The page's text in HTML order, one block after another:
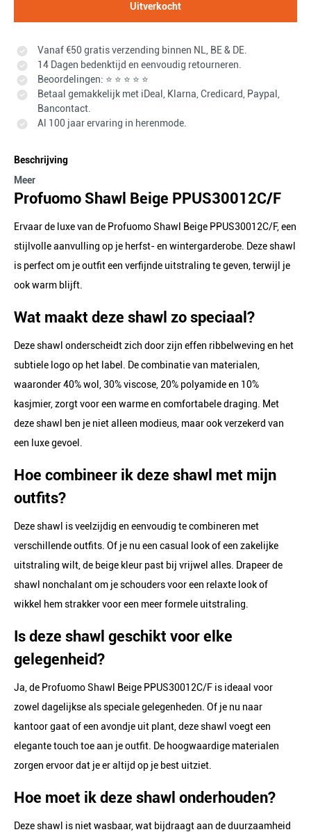
Uitverkocht
Vanaf €50 gratis verzending binnen NL, BE & DE.
14 Dagen bedenktijd en eenvoudig retourneren.
Beoordelingen: ⭐ ⭐ ⭐ ⭐ ⭐
Betaal gemakkelijk met iDeal, Klarna, Credicard, Paypal,
Bancontact.
Al 100 jaar ervaring in herenmode.
Beschrijving
Meer
Profuomo Shawl Beige PPUS30012C/F
Ervaar de luxe van de Profuomo Shawl Beige PPUS30012C/F, een
stijlvolle aanvulling op je herfst- en wintergarderobe. Deze shawl
is perfect om je outfit een verfijnde uitstraling te geven, terwijl je
ook warm blijft.
Wat maakt deze shawl zo speciaal?
Deze shawl onderscheidt zich door zijn effen ribbelweving en het
subtiele logo op het label. De combinatie van materialen,
waaronder 40% wol, 30% viscose, 20% polyamide en 10%
kasjmier, zorgt voor een warme en comfortabele draging. Met
deze shawl ben je niet alleen modieus, maar ook verzekerd van
een luxe gevoel.
Hoe combineer ik deze shawl met mijn
outfits?
Deze shawl is veelzijdig en eenvoudig te combineren met
verschillende outfits. Of je nu een casual look of een zakelijke
uitstraling wilt, de beige kleur past bij vrijwel alles. Drapeer de
shawl nonchalant om je schouders voor een relaxte look of
wikkel hem strakker voor een meer formele uitstraling.
Is deze shawl geschikt voor elke
gelegenheid?
Ja, de Profuomo Shawl Beige PPUS30012C/F is ideaal voor
zowel dagelijkse als speciale gelegenheden. Of je nu naar
kantoor gaat of een avondje uit plant, deze shawl voegt een
elegante touch toe aan je outfit. De hoogwaardige materialen
zorgen ervoor dat je er altijd op je best uitziet.
Hoe moet ik deze shawl onderhouden?
Deze shawl is niet wasbaar, wat bijdraagt aan de duurzaamheid